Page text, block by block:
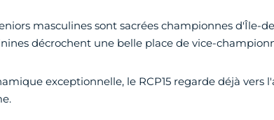
masculines sont sacrées championnes d'Île-
décrochent une belle place de vice-
exceptionnelle, le RCP15 regarde déjà vers